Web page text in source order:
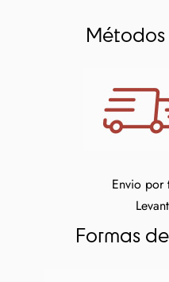
Envio por
Formas